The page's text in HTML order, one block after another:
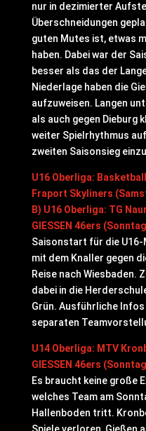
nur in dezimierter
Überschneidungen
guten Mutes ist, etwas
haben. Dabei war der
besser als das der
Niederlage haben die
aufzuweisen. Langen
als auch gegen Dieburg
weiter Spielrhythmus
zweiten Saisonsieg
U16 Oberliga:
Fraport Skyliners
B) U16 Oberliga: TG
GIESSEN 46ers
Saisonstart für die
mit dem Knaller gegen
Reise nach Wiesbaden.
dabei in die
Grün. Ausführliche
separaten
U14 Oberliga: MTV
GIESSEN 46ers
Es braucht keine große
welches Team am
Hallenboden tritt.